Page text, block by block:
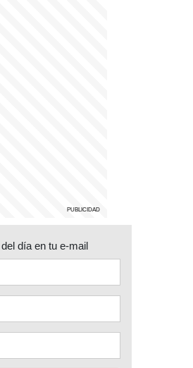
día en tu e-mail